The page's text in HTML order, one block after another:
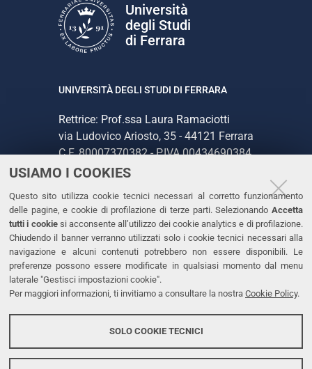
USIAMO I COOKIES
Questo sito utilizza cookie tecnici necessari al corretto funzionamento
delle pagine, e cookie di profilazione di terze parti. Selezionando Accetta
tutti i cookiesi acconsente all’utilizzo dei cookie analytics e di profilazione.
Chiudendo il banner verranno utilizzati solo i cookie tecnici necessari alla
navigazione e alcuni contenuti potrebbero non essere disponibili. Le
preferenze possono essere modificate in qualsiasi momento dal menu
laterale "Gestisci impostazioni cookie".
Per maggiori informazioni, ti invitiamo a consultare la nostra Cookie Policy.
SOLO COOKIE TECNICI
Università
degli Studi
di Ferrara
UNIVERSITÀ DEGLI STUDI DI FERRARA
Rettrice: Prof.ssa Laura Ramaciotti
via Ludovico Ariosto, 35 - 44121 Ferrara
C.F. 80007370382 - P.IVA 00434690384
CONTATTI
Tel. +39 0532 293111
Fax. +39 0532 293031
PEC
LINKS
Accessibilità
Protezione dati personali